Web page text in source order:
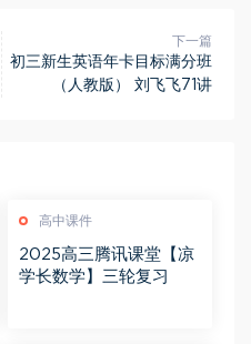
下一篇
初三新生英语年卡目标满分班
（人教版） 刘飞飞71讲
高中课件
2025高三腾讯课堂【凉
学长数学】三轮复习